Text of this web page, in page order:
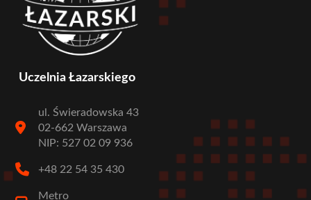
Uczelnia Łazarskiego
ul. Świeradowska 43
02-662 Warszawa
NIP: 527 02 09 936
+48 22 54 35 430
Metro